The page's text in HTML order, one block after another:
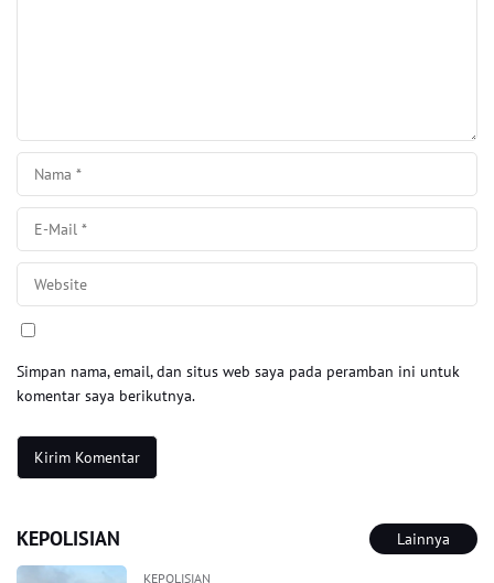
Simpan nama, email, dan situs web saya pada peramban ini untuk
komentar saya berikutnya.
KEPOLISIAN Lainnya
KEPOLISIAN